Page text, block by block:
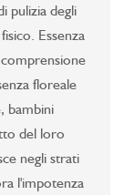
pulizia degli
Essenza
floreale
bambini
del loro
negli strati
l'impotenza